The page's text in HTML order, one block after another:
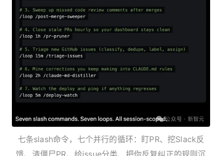
七条slash命令，七个并行的循环：盯PR、挖Slack反